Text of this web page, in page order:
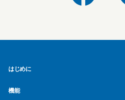
はじめに
機能